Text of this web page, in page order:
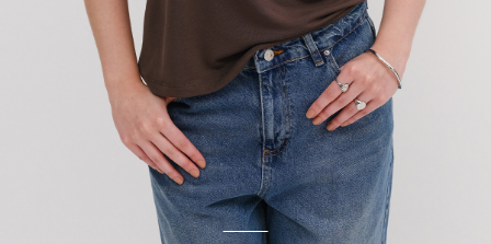
FULAR-SAÇ BANDI
VÜCUT AKSESUARI